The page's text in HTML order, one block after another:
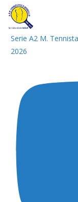
Serie A2 M.
2026